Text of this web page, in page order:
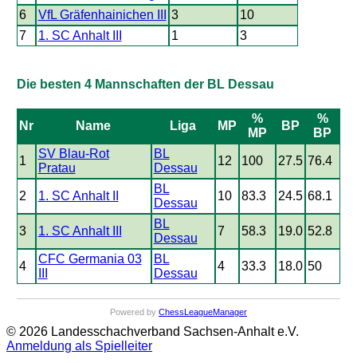
6
VfL Gräfenhainichen III 3
10
7
1. SC Anhalt III 1 3
Die besten 4 Mannschaften der BL Dessau
Nr Name Liga MP
%
MP
BP
%
BP
1
SV Blau-Rot
Pratau
BL
Dessau
12 100 27.5 76.4
2 1. SC Anhalt II
BL
Dessau
10 83.3 24.5 68.1
3 1. SC Anhalt III
BL
Dessau
7 58.3 19.0 52.8
4
CFC Germania 03
BL
Dessau
4 33.3 18.0 50
Powered by ChessLeagueManager
© 2026 Landesschachverband Sachsen-Anhalt e.V.
Anmeldung als Spielleiter